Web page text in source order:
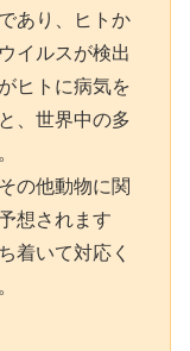
あり、ヒトか
イルスが検出
ヒトに病気を
、世界中の多
の他動物に関
想されます
着いて対応く